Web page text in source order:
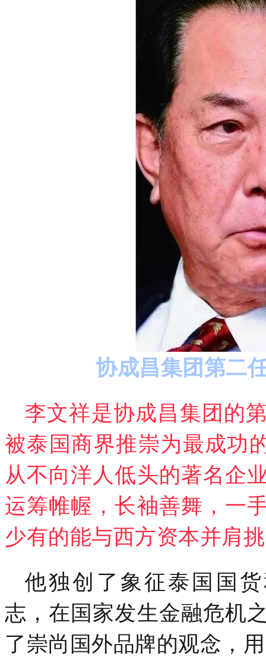
协成昌集团第二
李文祥是协成昌集团的
被泰国商界推崇为最成功
从不向洋人低头的著名企
运筹帷幄，长袖善舞，一
少有的能与西方资本并肩
他独创了象征泰国国
志，在国家发生金融危机
了崇尚国外品牌的观念，